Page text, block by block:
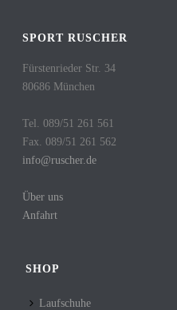
SPORT RUSCHER
Fürstenrieder Str. 34
80686 München
Tel. 089/51 261 561
Fax. 089/51 261 562
info@ruscher.de
Über uns
Anfahrt
SHOP
Laufschuhe